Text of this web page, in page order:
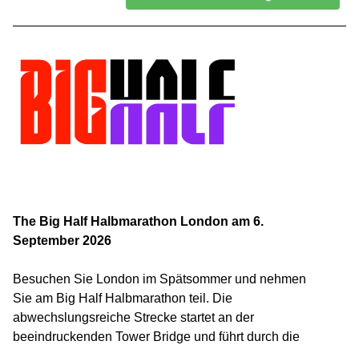
The Big Half Halbmarathon London am 6.
September 2026
Besuchen Sie London im Spätsommer und nehmen
Sie am Big Half Halbmarathon teil. Die
abwechslungsreiche Strecke startet an der
beeindruckenden Tower Bridge und führt durch die